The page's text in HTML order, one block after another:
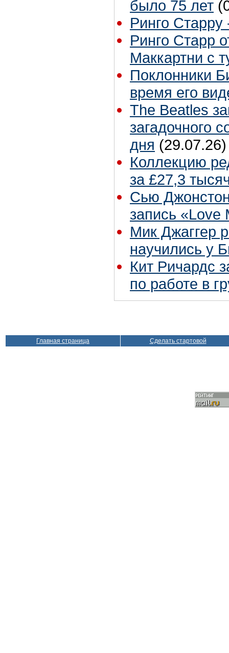
было 75 лет
Ринго Старру
Ринго Старр
Маккартни с
Поклонники
время его
The Beatles
загадочного
дня (29.07.26)
Коллекцию
за £27,3
Сью
запись «Love
Мик Джаггер
научились у
Кит Ричардс
по работе в
Главная страница Сделать стартовой